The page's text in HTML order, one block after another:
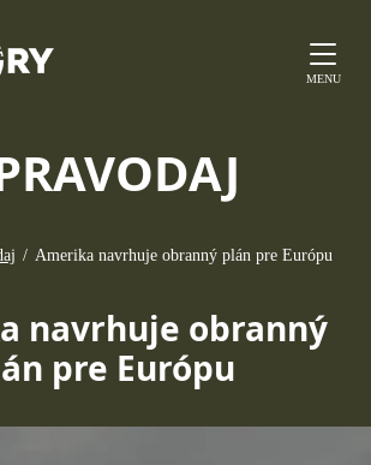
MENU
/ Amerika navrhuje obranný plán pre Európu
navrhuje obranný
pre Európu